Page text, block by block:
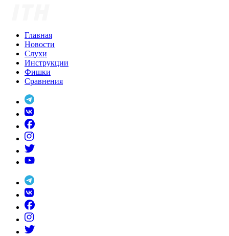
Главная
Новости
Слухи
Инструкции
Фишки
Сравнения